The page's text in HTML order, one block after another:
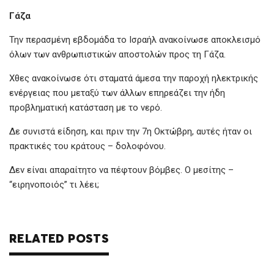
Γάζα
Την περασμένη εβδομάδα το Ισραήλ ανακοίνωσε αποκλεισμό
όλων των ανθρωπιστικών αποστολών προς τη Γάζα.
Χθες ανακοίνωσε ότι σταματά άμεσα την παροχή ηλεκτρικής
ενέργειας που μεταξύ των άλλων επηρεάζει την ήδη
προβληματική κατάσταση με το νερό.
Δε συνιστά είδηση, και πριν την 7η Οκτώβρη, αυτές ήταν οι
πρακτικές του κράτους – δολοφόνου.
Δεν είναι απαραίτητο να πέφτουν βόμβες. Ο μεσίτης –
“ειρηνοποιός” τι λέει;
RELATED POSTS